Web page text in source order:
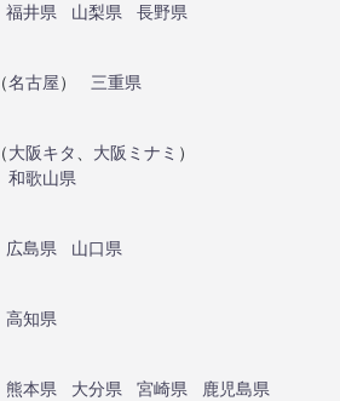
福井県 山梨県
長野県
（名古屋）
三重県
（大阪キタ 大阪ミナミ ）
和歌山県
広島県
山口県
高知県
熊本県 大分県 宮崎県
鹿児島県